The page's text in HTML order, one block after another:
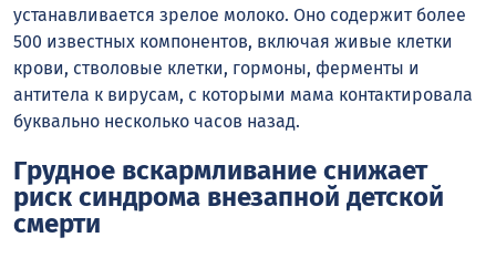
устанавливается зрелое молоко. Оно содержит более
500 известных компонентов, включая живые клетки
крови, стволовые клетки, гормоны, ферменты и
антитела к вирусам, с которыми мама контактировала
буквально несколько часов назад.
Грудное вскармливание снижает
риск синдрома внезапной детской
смерти